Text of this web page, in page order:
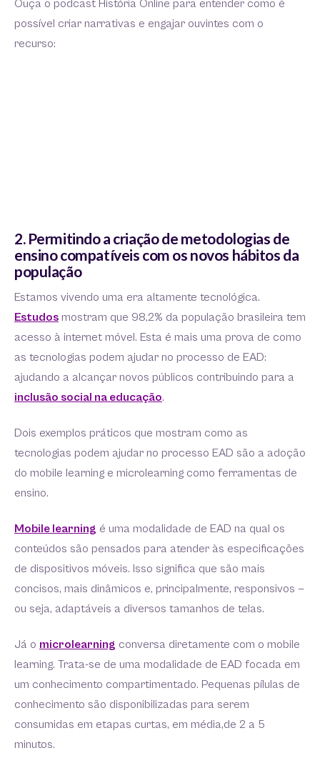
Ouça o podcast História Online para entender como é
possível criar narrativas e engajar ouvintes com o
recurso:
2. Permitindo a criação de metodologias de
ensino compatíveis com os novos hábitos da
população
Estamos vivendo uma era altamente tecnológica.
Estudos mostram que 98,2% da população brasileira tem
acesso à internet móvel. Esta é mais uma prova de como
as tecnologias podem ajudar no processo de EAD:
ajudando a alcançar novos públicos contribuindo para a
inclusão social na educação.
Dois exemplos práticos que mostram como as
tecnologias podem ajudar no processo EAD são a adoção
do mobile learning e microlearning como ferramentas de
ensino.
Mobile learning é uma modalidade de EAD na qual os
conteúdos são pensados para atender às especificações
de dispositivos móveis. Isso significa que são mais
concisos, mais dinâmicos e, principalmente, responsivos —
ou seja, adaptáveis a diversos tamanhos de telas.
Já o microlearning conversa diretamente com o mobile
learning. Trata-se de uma modalidade de EAD focada em
um conhecimento compartimentado. Pequenas pílulas de
conhecimento são disponibilizadas para serem
consumidas em etapas curtas, em média,de 2 a 5
minutos.